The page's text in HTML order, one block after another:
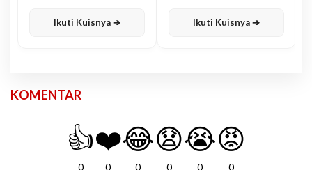
Ikuti Kuisnya ➔ Ikuti Kuisnya ➔
KOMENTAR
👍
0
❤️
0
😂
0
😧
0
😭
0
😡
0